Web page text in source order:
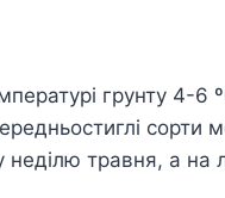
грунту 4-6
неділю травня, а на